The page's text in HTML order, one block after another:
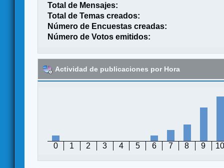
Total de Mensajes:
Total de Temas creados:
Número de Encuestas creadas:
Número de Votos emitidos:
Actividad de publicaciones por Hora
0 1 2 3 4 5 6 7 8 9 10